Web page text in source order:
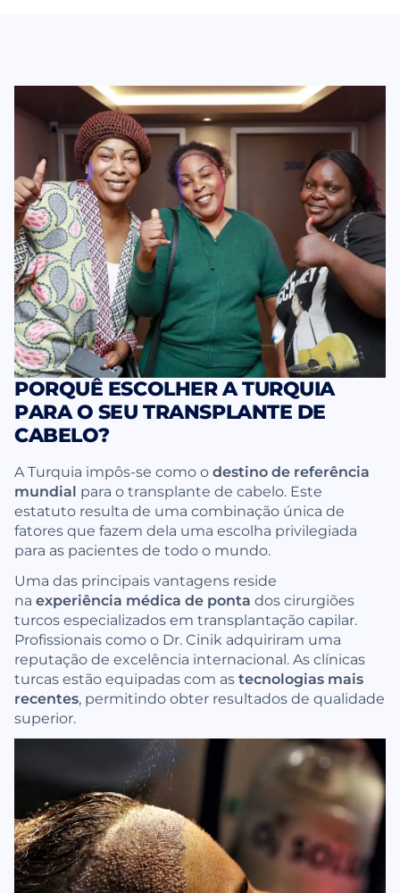
PORQUÊ ESCOLHER A TURQUIA
PARA O SEU TRANSPLANTE DE
CABELO?
A Turquia impôs-se como odestino de referência
mundial para o transplante de cabelo. Este
estatuto resulta de uma combinação única de
fatores que fazem dela uma escolha privilegiada
para as pacientes de todo o mundo.
Uma das principais vantagens reside
na experiência médica de ponta dos cirurgiões
turcos especializados em transplantação capilar.
Profissionais como o Dr. Cinik adquiriram uma
reputação de excelência internacional. As clínicas
turcas estão equipadas com astecnologias mais
recentes, permitindo obter resultados de qualidade
superior.